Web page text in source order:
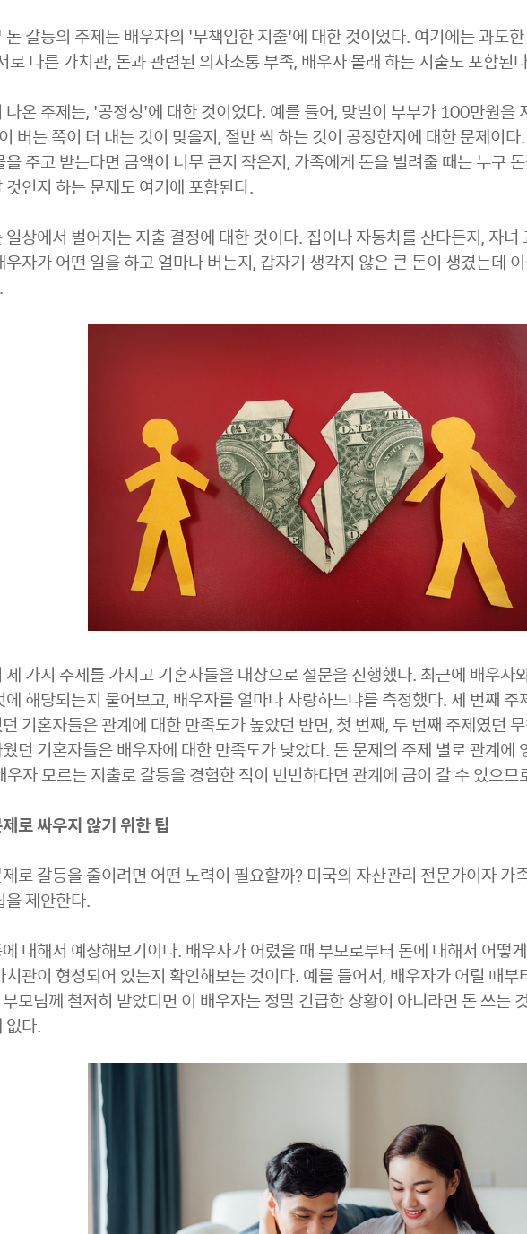
돈 갈등의 주제는 배우자의 '무책임한 지출'에 대한 것이었다. 여기에는 과도
로 다른 가치관, 돈과 관련된 의사소통 부족, 배우자 몰래 하는 지출도 포함된
나온 주제는, '공정성'에 대한 것이었다. 예를 들어, 맞벌이 부부가 100만원을
버는 쪽이 더 내는 것이 맞을지, 절반 씩 하는 것이 공정한지에 대한 문제이
을 주고 받는다면 금액이 너무 큰지 작은지, 가족에게 돈을 빌려줄 때는 누구
것인지 하는 문제도 여기에 포함된다.
일상에서 벌어지는 지출 결정에 대한 것이다. 집이나 자동차를 산다든지, 자
우자가 어떤 일을 하고 얼마나 버는지, 갑자기 생각지 않은 큰 돈이 생겼는데
세 가지 주제를 가지고 기혼자들을 대상으로 설문을 진행했다. 최근에 배우자
에 해당되는지 물어보고, 배우자를 얼마나 사랑하느냐를 측정했다. 세 번째
기혼자들은 관계에 대한 만족도가 높았던 반면, 첫 번째, 두 번째 주제였던
던 기혼자들은 배우자에 대한 만족도가 낮았다. 돈 문제의 주제 별로 관계에
우자 모르는 지출로 갈등을 경험한 적이 빈번하다면 관계에 금이 갈 수 있으므
로 싸우지 않기 위한 팁
로 갈등을 줄이려면 어떤 노력이 필요할까? 미국의 자산관리 전문가이자 가
을 제안한다.
대해서 예상해보기이다. 배우자가 어렸을 때 부모로부터 돈에 대해서 어떻
치관이 형성되어 있는지 확인해보는 것이다. 예를 들어서, 배우자가 어릴 때
모님께 철저히 받았디면 이 배우자는 정말 긴급한 상황이 아니라면 돈 쓰는
없다.